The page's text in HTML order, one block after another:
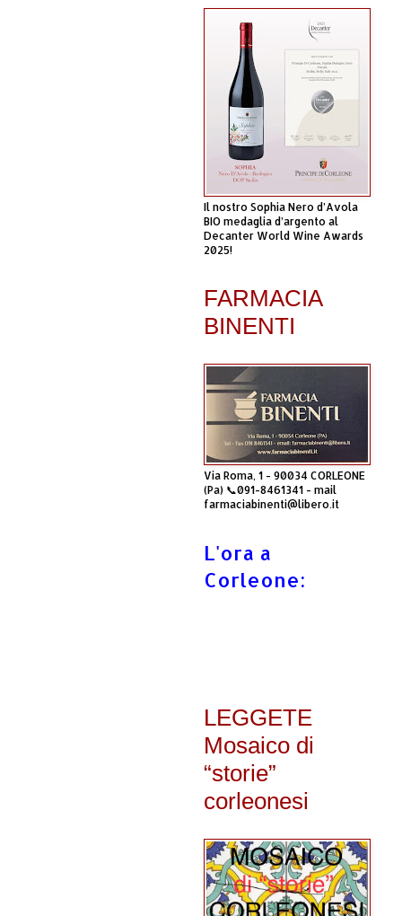
Il nostro Sophia Nero d’Avola
BIO medaglia d’argento al
Decanter World Wine Awards
2025!
FARMACIA
BINENTI
Via Roma, 1 - 90034 CORLEONE
(Pa) 📞091-8461341 - mail
farmaciabinenti@libero.it
L'ora a
Corleone:
LEGGETE
Mosaico di
“storie”
corleonesi